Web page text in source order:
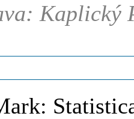
Kaplický